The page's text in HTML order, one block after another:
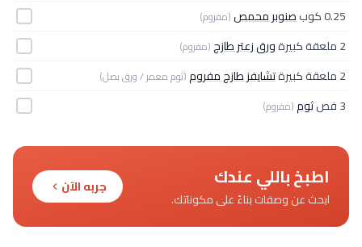
0.25 كوب صنوبر محمص(مفروم)
2 ملعقة كبيرة ورق زعتر طازج(مفروم)
2 ملعقة كبيرة تشايفز طازج مفروم(ثوم معمر / ورق بصل)
3 فص ثوم(مفروم)
اطبخ باللي عندك
ابحث عن وصفات بناءً على مكوناتك.
جربه الآن